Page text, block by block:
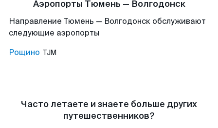
Аэропорты Тюмень — Волгодонск
Направление Тюмень — Волгодонск обслуживают
следующие аэропорты
Рощино TJM
Часто летаете и знаете больше других
путешественников?